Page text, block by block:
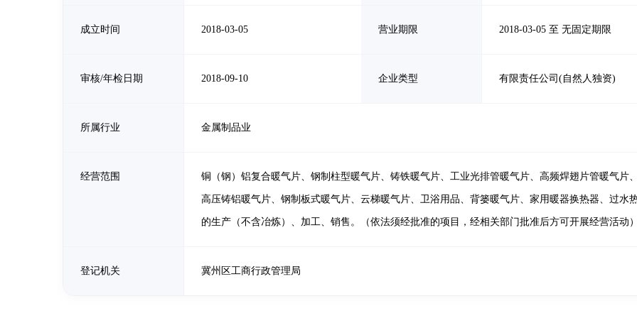
成立时间 2018-03-05 营业期限 2018-03-05 至 无固定期限
审核/年检日期 2018-09-10 企业类型 有限责任公司(自然人独资)
所属行业 金属制品业
经营范围 铜（钢）铝复合暖气片、钢制柱型暖气片、铸铁暖气片、工业光排管暖气片、高频焊翅片管暖气片、
高压铸铝暖气片、钢制板式暖气片、云梯暖气片、卫浴用品、背篓暖气片、家用暖器换热器、过水
的生产（不含冶炼）、加工、销售。（依法须经批准的项目，经相关部门批准后方可开展经营活动）
登记机关 冀州区工商行政管理局